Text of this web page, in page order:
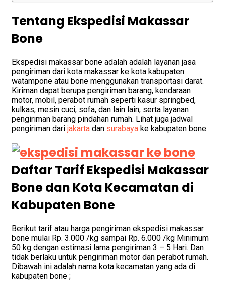
Tentang Ekspedisi Makassar
Bone
Ekspedisi makassar bone adalah adalah layanan jasa
pengiriman dari kota makassar ke kota kabupaten
watampone atau bone menggunakan transportasi darat.
Kiriman dapat berupa pengiriman barang, kendaraan
motor, mobil, perabot rumah seperti kasur springbed,
kulkas, mesin cuci, sofa, dan lain lain, serta layanan
pengiriman barang pindahan rumah. Lihat juga jadwal
pengiriman dari jakarta dan surabaya ke kabupaten bone.
Daftar Tarif Ekspedisi Makassar
Bone dan Kota Kecamatan di
Kabupaten Bone
Berikut tarif atau harga pengiriman ekspedisi makassar
bone mulai Rp. 3.000 /kg sampai Rp. 6.000 /kg Minimum
50 kg dengan estimasi lama pengiriman 3 – 5 Hari. Dan
tidak berlaku untuk pengiriman motor dan perabot rumah.
Dibawah ini adalah nama kota kecamatan yang ada di
kabupaten bone ;